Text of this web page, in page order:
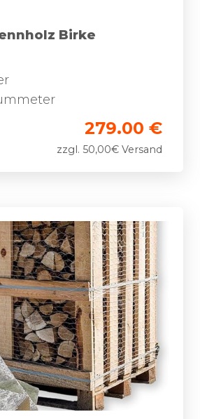
Birke
279.00 €
zzgl. 50,00€ Versand